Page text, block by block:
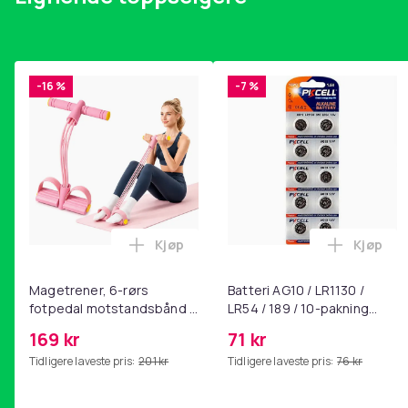
28 mm hullplate x 1
Skruer x 6
Vekt, gram
Artikkel nr.
Produktsikkerhetsinformasjon
-16 %
Magetrener, 6-rørs
fotpedal motstandsbånd -
yoga og
hjemmegymnastikk Pink
169 kr
Tidligere laveste pris: 201 kr
Legg Magetrener, 6-rørs fotpedal
Kjøp
-7 %
Batteri AG10 / LR1130 /
LR54 / 189 / 10-pakning
71 kr
Tidligere laveste pris: 76 kr
Legg
Kjøp